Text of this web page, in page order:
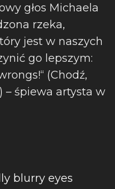
głos Michaela
rzeka,
jest w naszych
go lepszym:
(Chodź,
– śpiewa artysta w